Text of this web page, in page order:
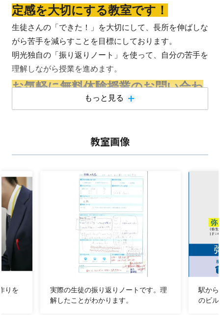
定感を大切にする教室です！
生徒さんの「できた！」を大切にして、長所を伸ばしな
がら苦手を減らすことを目標にしております。
明光独自の「振り返りノート」を使って、自分の苦手を
理解しながら授業を進めます。
お気軽に無料体験授業のお問い合わ
せください！
合わせた授業で理解が深まり、笑顔でお帰りになりま
す！
・紹介してくれた方、紹介された方、双方に1,000円相
当のデジタルギフトプレゼント！
・８月入会時に授業４回分プレゼント！
定期試験対策、偏差値UPもお任せください！
明光では英語、数学はもちろん、国語、理科、社会の個
別指導ができる講師が揃っており、定期試験、学校の単
元テストの対策、宿題の確認など生徒さんに合わせたプ
ランで進めています。学校ごとに進度や進める内容が違
も行っております。
もっと見る
教室画像
りを
実際の生徒の振り返りノートです。理
解したことがわかります。
駅か
のビ